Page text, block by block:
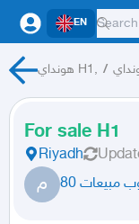
EN
هونداي H1, /
For sale H1
Riyadh
م مبيعات 80